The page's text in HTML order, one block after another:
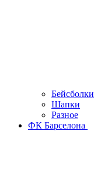
Бейсболки
Шапки
Разное
ФК Барселона